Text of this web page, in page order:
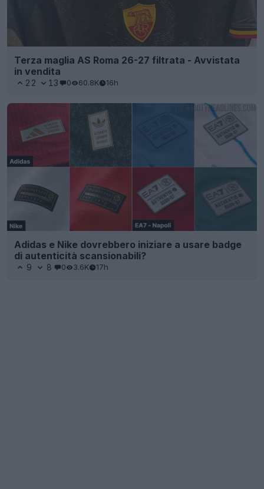
Terza maglia AS Roma 26-27 filtrata - Avvistata
in vendita
22 13 0 60.8K 16h
Adidas e Nike dovrebbero iniziare a usare badge
di autenticità scansionabili?
9 8 0 3.6K 17h